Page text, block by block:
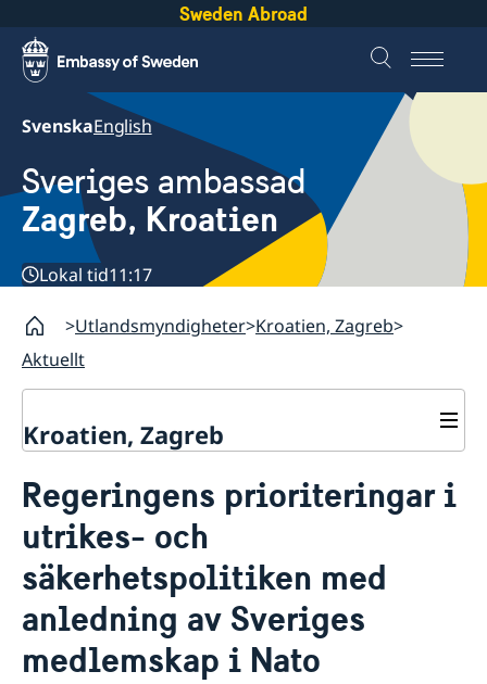
Sweden Abroad
SvenskaEnglish
Sveriges ambassad
Zagreb, Kroatien
Lokal tid11:17
Utlandsmyndigheter Kroatien, Zagreb
Aktuellt
Kroatien, Zagreb
Aktuellt
Om oss
Regeringens prioriteringar i
utrikes- och
säkerhetspolitiken med
anledning av Sveriges
medlemskap i Nato